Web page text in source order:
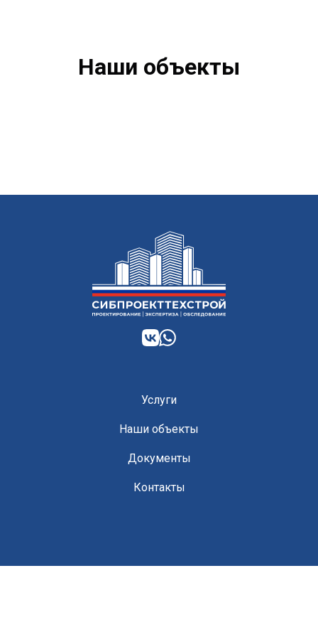
Наши объекты
Услуги
Наши объекты
Документы
Контакты